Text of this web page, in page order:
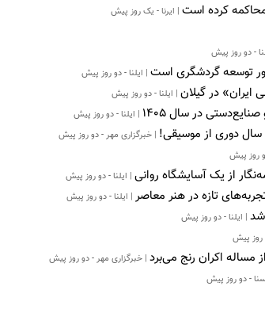
کرده است | ایرنا - یک روز پیش
- دو روز پیش
| ایلنا - دو روز پیش
ایران» در گیلان | ایلنا - دو روز پیش
| ایلنا - دو روز پیش
سال دوری از موسیقی! | خبرگزاری مهر - دو روز پیش
روز پیش
از یک آسایشگاه روانی | ایلنا - دو روز پیش
تازه در هنر معاصر | ایلنا - دو روز پیش
شد | ایلنا - دو روز پیش
روز پیش
مساله اکران رنج می‌برد | خبرگزاری مهر - دو روز پیش
- دو روز پیش